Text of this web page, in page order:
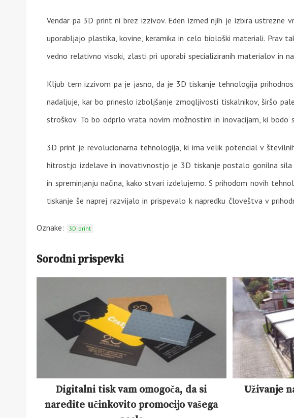
Vendar pa 3D print ni brez izzivov. Eden izmed njih je izbira ustrezne
uporabljajo plastika, kovine, keramika in celo biološki materiali. Prav
vedno relativno visoki, zlasti pri uporabi specializiranih materialov in
Kljub tem izzivom pa je jasno, da je 3D tiskanje tehnologija
nadaljuje, kar bo prineslo izboljšanje zmogljivosti tiskalnikov, širšo
stroškov. To bo odprlo vrata novim možnostim in inovacijam, ki bodo
3D print je revolucionarna tehnologija, ki ima velik potencial v
hitrostjo izdelave in inovativnostjo je 3D tiskanje postalo gonilna
in spreminjanju načina, kako stvari izdelujemo. S prihodom novih
tiskanje še naprej razvijalo in prispevalo k napredku človeštva v
Oznake: 3D print
Sorodni prispevki
Digitalni tisk vam omogoča, da si
naredite učinkovito promocijo vašega
Uživanje